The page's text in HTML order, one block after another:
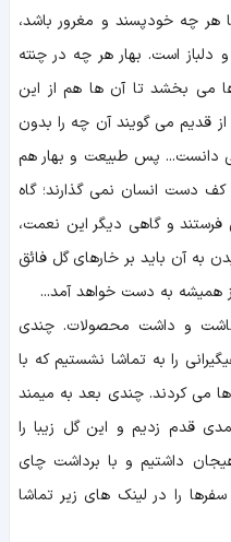
هر چه خودپسند و مغرور باشد،
است. بهار هر چه در چنته
می بخشد تا آن ها هم از این
قدیم می گویند آن چه را بدون
دانست... پس طبیعت و بهار هم
دست انسان نمی گذارند؛ گاه
و گاهی دیگر این نعمت،
به آن باید بر خارهای گل فائق
همیشه به دست خواهد آمد...
و داشت محصولات. چندی
را به تماشا نشستیم که با
می کردند. چندی بعد به میمند
قدم زدیم و این گل زیبا را
داشتیم و با برداشت چای
را در لینک های زیر تماشا